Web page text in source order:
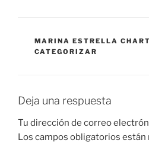
CATEGORÍAS
MARINA ESTRELLA
CATEGORIZAR
Deja una respuesta
Tu dirección de correo
Los campos obligatorios están